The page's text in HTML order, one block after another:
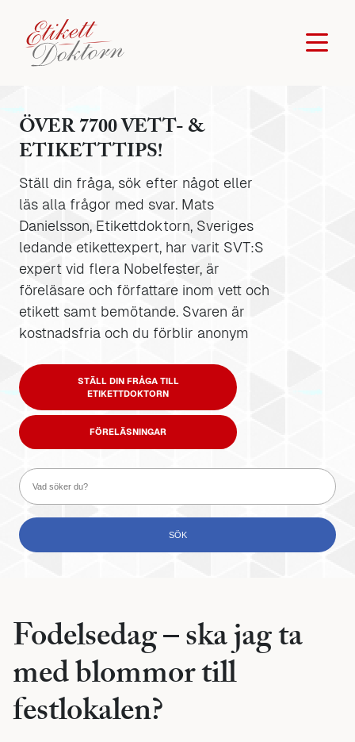
ÖVER 7700 VETT- &
ETIKETTTIPS!
Ställ din fråga, sök efter något eller
läs alla frågor med svar. Mats
Danielsson, Etikettdoktorn, Sveriges
ledande etikettexpert, har varit SVT:S
expert vid flera Nobelfester, är
föreläsare och författare inom vett och
etikett samt bemötande. Svaren är
kostnadsfria och du förblir anonym
STÄLL DIN FRÅGA TILL
ETIKETTDOKTORN
FÖRELÄSNINGAR
Fodelsedag – ska jag ta
med blommor till
festlokalen?